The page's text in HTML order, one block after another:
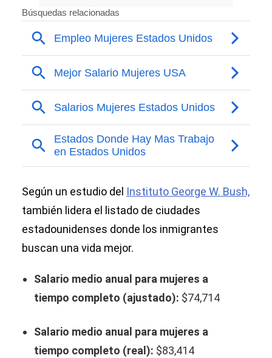
Según un estudio del Instituto George W. Bush,
también lidera el listado de ciudades
estadounidenses donde los inmigrantes
buscan una vida mejor.
Salario medio anual para mujeres a
tiempo completo (ajustado): $74,714
Salario medio anual para mujeres a
tiempo completo (real): $83,414